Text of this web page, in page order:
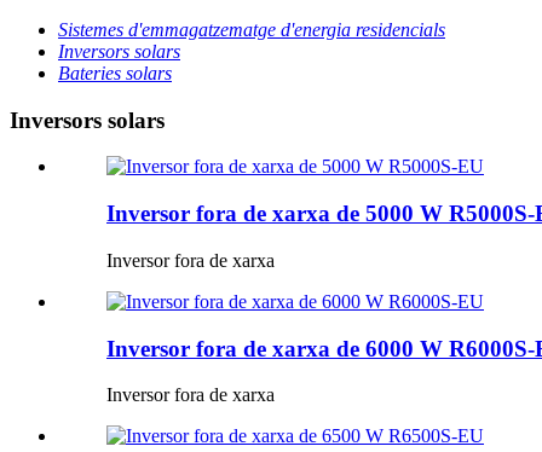
Sistemes d'emmagatzematge d'energia residencials
Inversors solars
Bateries solars
Inversors solars
Inversor fora de xarxa de 5000 W R5000S-
Inversor fora de xarxa
Inversor fora de xarxa de 6000 W R6000S-
Inversor fora de xarxa